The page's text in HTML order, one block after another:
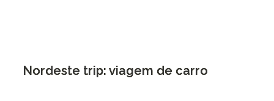
Nordeste trip: viagem de carro